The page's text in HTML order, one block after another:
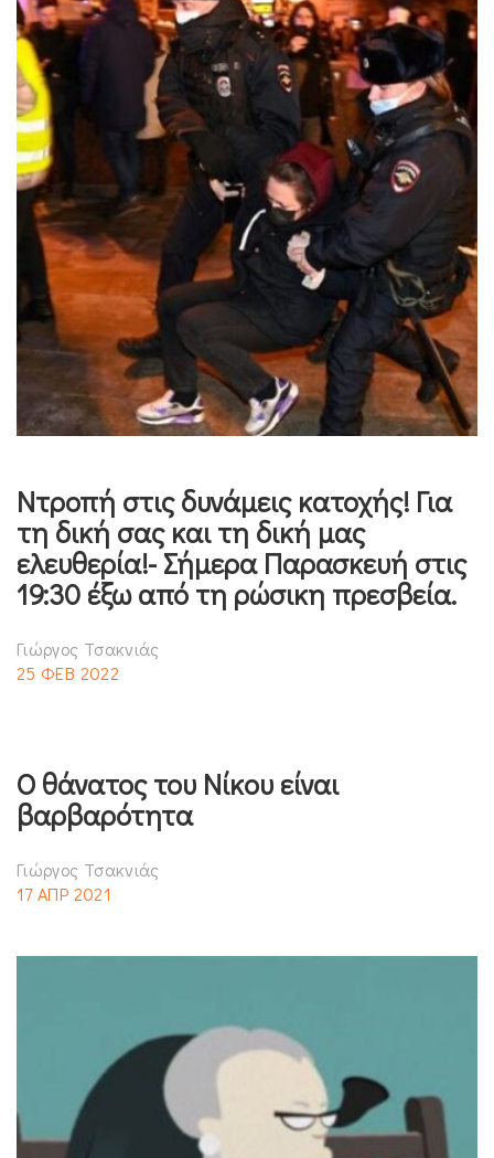
Ντροπή στις δυνάμεις κατοχής! Για
τη δική σας και τη δική μας
ελευθερία!- Σήμερα Παρασκευή στις
19:30 έξω από τη ρώσικη πρεσβεία.
Γιώργος Τσακνιάς
25 ΦΕΒ 2022
Ο θάνατος του Νίκου είναι
βαρβαρότητα
Γιώργος Τσακνιάς
17 ΑΠΡ 2021